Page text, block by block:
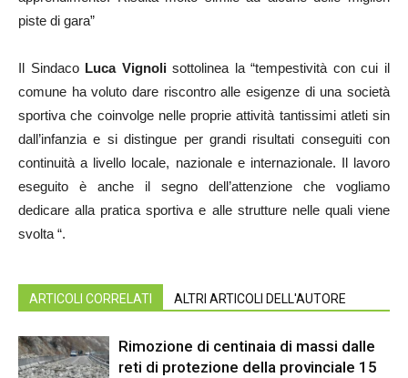
piste di gara”
Il Sindaco Luca Vignolisottolinea la “tempestività con cui il
comune ha voluto dare riscontro alle esigenze di una società
sportiva che coinvolge nelle proprie attività tantissimi atleti sin
dall’infanzia e si distingue per grandi risultati conseguiti con
continuità a livello locale, nazionale e internazionale. Il lavoro
eseguito è anche il segno dell’attenzione che vogliamo
dedicare alla pratica sportiva e alle strutture nelle quali viene
svolta “.
ARTICOLI CORRELATI ALTRI ARTICOLI DELL'AUTORE
Rimozione di centinaia di massi dalle
reti di protezione della provinciale 15